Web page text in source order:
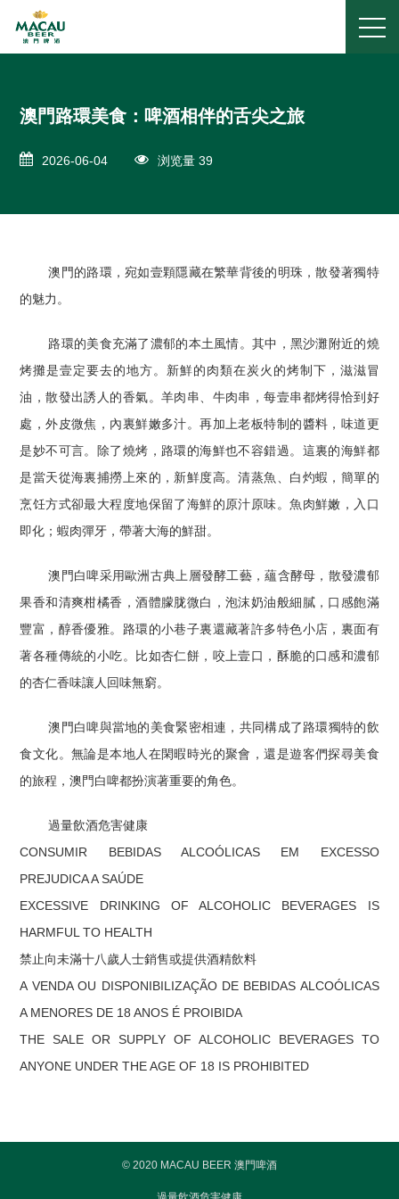
澳門路環美食：啤酒相伴的舌尖之旅
2026-06-04 浏览量 39
澳門的路環，宛如壹顆隱藏在繁華背後的明珠，散發著獨特
的魅力。
路環的美食充滿了濃郁的本土風情。其中，黑沙灘附近的燒
烤攤是壹定要去的地方。新鮮的肉類在炭火的烤制下，滋滋冒
油，散發出誘人的香氣。羊肉串、牛肉串，每壹串都烤得恰到好
處，外皮微焦，內裏鮮嫩多汁。再加上老板特制的醬料，味道更
是妙不可言。除了燒烤，路環的海鮮也不容錯過。這裏的海鮮都
是當天從海裏捕撈上來的，新鮮度高。清蒸魚、白灼蝦，簡單的
烹饪方式卻最大程度地保留了海鮮的原汁原味。魚肉鮮嫩，入口
即化；蝦肉彈牙，帶著大海的鮮甜。
澳門白啤采用歐洲古典上層發酵工藝，蘊含酵母，散發濃郁
果香和清爽柑橘香，酒體朦胧微白，泡沫奶油般細膩，口感飽滿
豐富，醇香優雅。路環的小巷子裏還藏著許多特色小店，裏面有
著各種傳統的小吃。比如杏仁餅，咬上壹口，酥脆的口感和濃郁
的杏仁香味讓人回味無窮。
澳門白啤與當地的美食緊密相連，共同構成了路環獨特的飲
食文化。無論是本地人在閑暇時光的聚會，還是遊客們探尋美食
的旅程，澳門白啤都扮演著重要的角色。
過量飲酒危害健康
CONSUMIR BEBIDAS ALCOÓLICAS EM EXCESSO
PREJUDICA A SAÚDE
EXCESSIVE DRINKING OF ALCOHOLIC BEVERAGES IS
HARMFUL TO HEALTH
禁止向未滿十八歲人士銷售或提供酒精飲料
A VENDA OU DISPONIBILIZAÇÃO DE BEBIDAS ALCOÓLICAS
A MENORES DE 18 ANOS É PROIBIDA
THE SALE OR SUPPLY OF ALCOHOLIC BEVERAGES TO
ANYONE UNDER THE AGE OF 18 IS PROHIBITED
© 2020 MACAU BEER 澳門啤酒